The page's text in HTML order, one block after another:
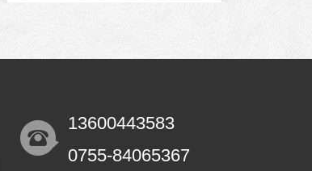
13600443583
0755-84065367